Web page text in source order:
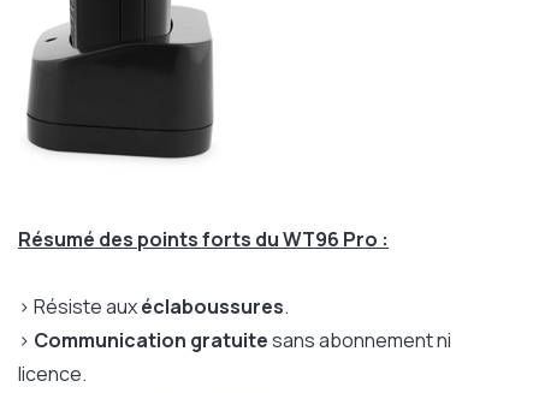
Résumé des points forts du WT96 Pro :
> Résiste auxéclaboussures.
> Communication gratuitesans abonnement ni
licence.